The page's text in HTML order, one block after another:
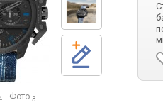
Фото 3